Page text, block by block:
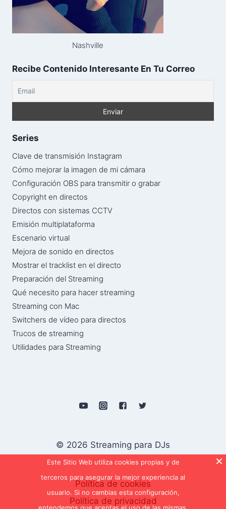
Nashville
Recibe Contenido Interesante En Tu Correo
Series
Clave de transmisión Instagram
Cómo mejorar la imagen de mi cámara
Configuración OBS para transmitir o grabar
Copyright en directos
Directos con sistemas CCTV
Emisión multiplataforma
Escenario virtual
Mejora de sonido en directos
Mostrar el tracklist en el directo
Preparación del Streaming
Qué necesito para hacer streaming
Streaming con Mac
Switchers de vídeo para directos
Trucos de streaming
Utilidades para Streaming
© 2026 Streaming para DJs
Política de cookies
Política de privacidad
Este Sitio Web utiliza cookies propias y de
terceros para asegurar la mejor experiencia al
usuario. Si no cambias esta configuración,